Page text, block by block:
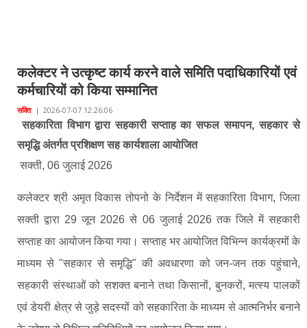
कलेक्टर ने उत्कृष्ट कार्य करने वाले समिति पदाधिकारियों एवं
कर्मचारियों को किया सम्मानित
सक्ति| 2026-07-07 12:26:06
सहकारिता विभाग द्वारा सहकारी सप्ताह का सफल समापन, सहकार से
समृद्धि अंतर्गत प्रशिक्षण सह कार्यशाला आयोजित
सक्ती, 06 जुलाई 2026
कलेक्टर श्री अमृत विकास तोपनो के निर्देशन में सहकारिता विभाग, जिला
सक्ती द्वारा 29 जून 2026 से 06 जुलाई 2026 तक जिले में सहकारी
सप्ताह का आयोजन किया गया। सप्ताह भर आयोजित विभिन्न कार्यक्रमों के
माध्यम से "सहकार से समृद्धि" की अवधारणा को जन-जन तक पहुंचाने,
सहकारी संस्थाओं को सशक्त बनाने तथा किसानों, बुनकरों, मत्स्य पालकों
एवं डेयरी क्षेत्र से जुड़े सदस्यों को सहकारिता के माध्यम से आत्मनिर्भर बनाने